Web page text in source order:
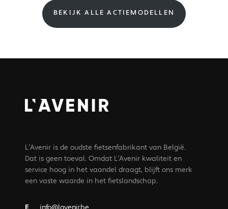
BEKIJK ALLE ACTIEMODELLEN
L’Avenir is de oudste fietsenfabrikant van België.
Dat is geen toeval. Omdat L’Avenir kwaliteit en
service hoog in het vaandel draagt, blijft ons merk
een vaste waarde in het fietslandschap.